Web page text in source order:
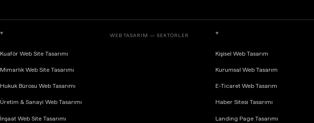
WEB TASARIM — SEKTÖRLER
Kuaför Web Site Tasarımı
Mimarlık Web Site Tasarımı
Hukuk Bürosu Web Tasarımı
Üretim & Sanayi Web Tasarımı
İnşaat Web Site Tasarımı
Kişisel Web Tasarım
Kurumsal Web Tasarım
E-Ticaret Web Tasarım
Haber Sitesi Tasarımı
Landing Page Tasarımı